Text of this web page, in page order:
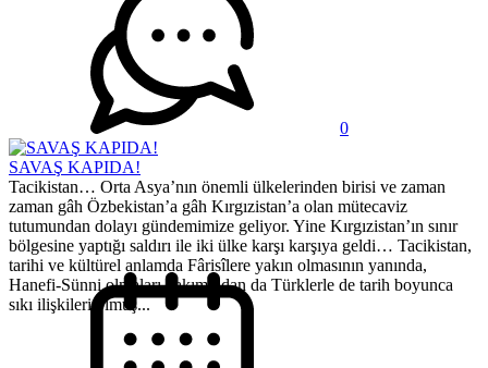
0
SAVAŞ KAPIDA!
Tacikistan… Orta Asya’nın önemli ülkelerinden birisi ve zaman
zaman gâh Özbekistan’a gâh Kırgızistan’a olan mütecaviz
tutumundan dolayı gündemimize geliyor. Yine Kırgızistan’ın sınır
bölgesine yaptığı saldırı ile iki ülke karşı karşıya geldi… Tacikistan,
tarihi ve kültürel anlamda Fârisîlere yakın olmasının yanında,
Hanefi-Sünni olmaları bakımından da Türklerle de tarih boyunca
sıkı ilişkileri olmuş...